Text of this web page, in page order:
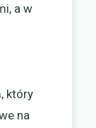
a w
który
na